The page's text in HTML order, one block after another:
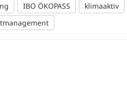
IBO ÖKOPASS klimaaktiv